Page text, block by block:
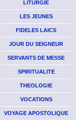
LITURGIE
LES JEUNES
FIDELES LAICS
JOUR DU SEIGNEUR
SERVANTS DE MESSE
SPIRITUALITE
THEOLOGIE
VOCATIONS
VOYAGE APOSTOLIQUE